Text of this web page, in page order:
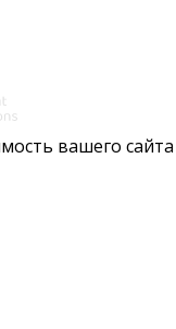
вашего